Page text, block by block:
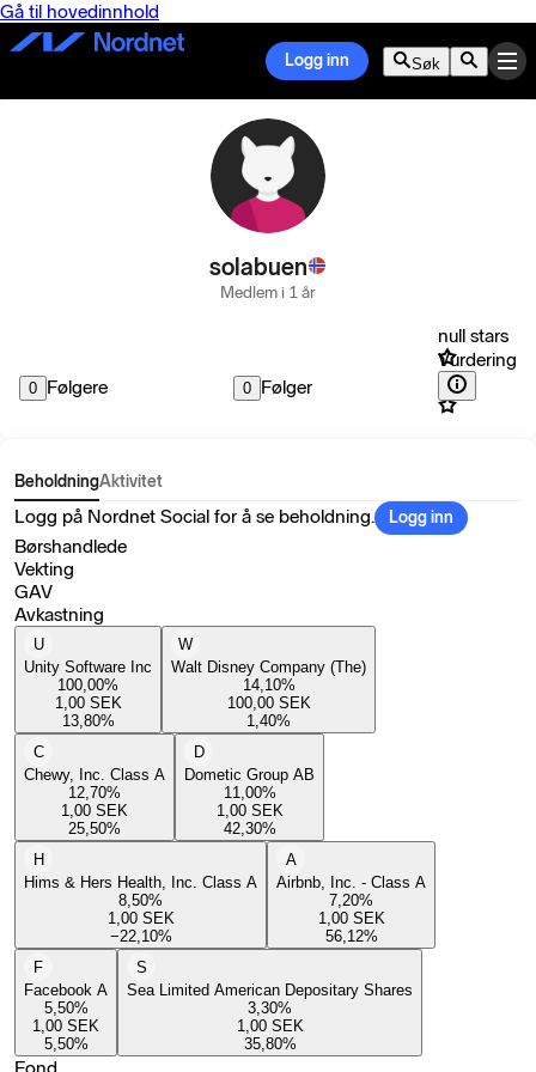
Gå til hovedinnhold
Logg inn Søk
solabuen
Medlem i 1 år
0 Følgere 0 Følger
null stars
Vurdering
BeholdningAktivitet
Logg på Nordnet Social for å se beholdning. Logg inn
Børshandlede
Vekting
GAV
Avkastning
U
Unity Software Inc
100,00%
1,00 SEK
13,80%
W
Walt Disney Company (The)
14,10%
100,00 SEK
1,40%
C
Chewy, Inc. Class A
12,70%
1,00 SEK
25,50%
D
Dometic Group AB
11,00%
1,00 SEK
42,30%
H
Hims & Hers Health, Inc. Class A
8,50%
1,00 SEK
−22,10%
A
Airbnb, Inc. - Class A
7,20%
1,00 SEK
56,12%
F
Facebook A
5,50%
1,00 SEK
5,50%
S
Sea Limited American Depositary Shares
3,30%
1,00 SEK
35,80%